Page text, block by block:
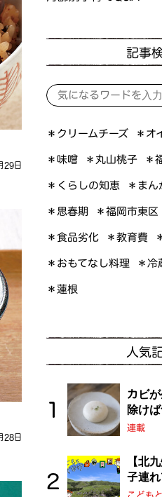
29日
28日
記事
＊クリームチーズ ＊オ
＊味噌 ＊丸山桃子 ＊
＊くらしの知恵 ＊まん
＊思春期 ＊福岡市東区
＊食品劣化 ＊教育費
＊おもてなし料理 ＊冷
＊蓮根
人気
カビ
除け
連載
【北
子連
ふし